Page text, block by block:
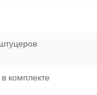
комплекте